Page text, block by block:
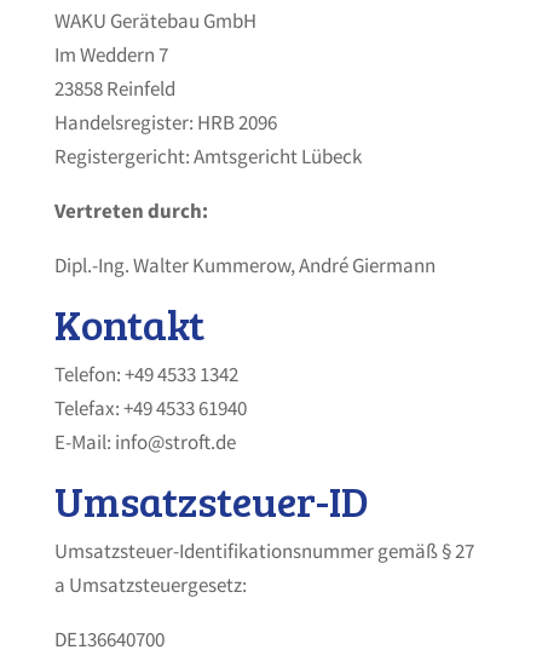
WAKU Gerätebau GmbH
Im Weddern 7
23858 Reinfeld
Handelsregister: HRB 2096
Registergericht: Amtsgericht Lübeck
Vertreten durch:
Dipl.-Ing. Walter Kummerow, André Giermann
Kontakt
Telefon: +49 4533 1342
Telefax: +49 4533 61940
E-Mail: info@stroft.de
Umsatzsteuer-ID
Umsatzsteuer-Identifikationsnummer gemäß § 27
a Umsatzsteuergesetz:
DE136640700